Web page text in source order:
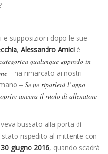
?
supposizioni dopo le sue
, Alessandro Amici è
qualunque approdo in
– ha rimarcato ai nostri
– Se ne riparlerà l’anno
ancora il ruolo di allenatore
bussato alla porta di
rispedito al mittente con
30 giugno 2016, quando scadrà